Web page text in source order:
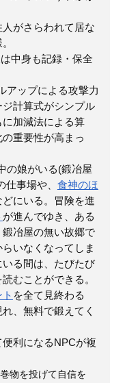
人がさらわれて居な
中身も記録・保全
アップによる攻撃力
ジ計算式がシンプル
加減法による算
重要性が高まっ
の娘がいる(鍛冶屋
事場や、 食神のほ
にいる。冒険を進
が進んでゆき、ある
冶屋の無い故郷で
らいなくなってしま
る間は、たびたび
むことができる。
を全て見終わる
、無料で鍛えてく
便利になるNPCが複
物を投げて自信を